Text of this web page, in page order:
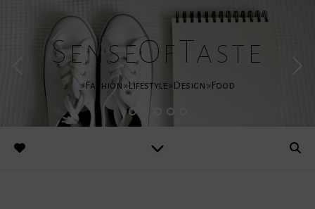
SenseOfTaste
»Fashion »Lifestyle »Design »Food